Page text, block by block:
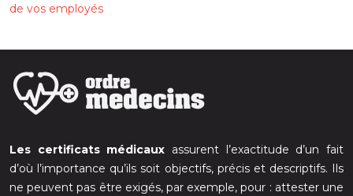
de vos employés
Les certificats médicaux assurent l’exactitude d’un fait
d’où l’importance qu’ils soit objectifs, précis et descriptifs. Ils
ne peuvent pas être exigés, par exemple, pour : attester une